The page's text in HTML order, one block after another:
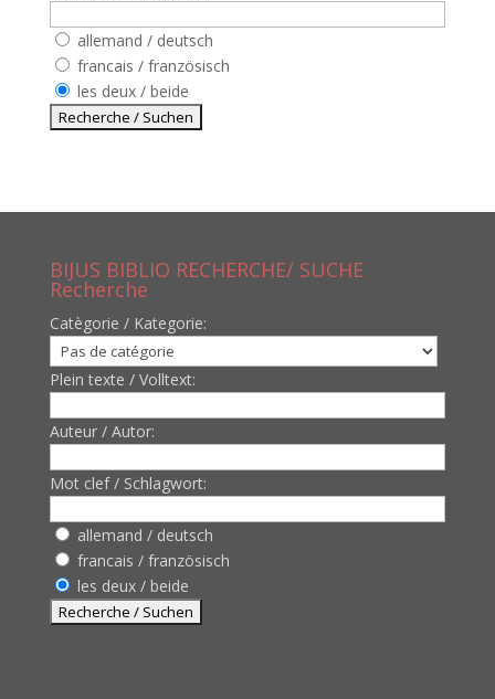
allemand / deutsch
francais / französisch
les deux / beide
BIJUS BIBLIO RECHERCHE/ SUCHE
Recherche
Catègorie / Kategorie:
Plein texte / Volltext:
Auteur / Autor:
Mot clef / Schlagwort:
allemand / deutsch
francais / französisch
les deux / beide